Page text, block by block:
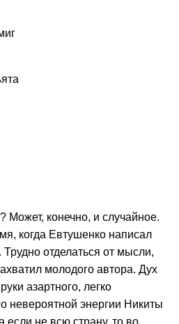
Может, конечно, и случайное.
когда Евтушенко написал
Трудно отделаться от мысли,
молодого автора. Дух
азартного, легко
невероятной энергии Никиты
если не всю страну, то во